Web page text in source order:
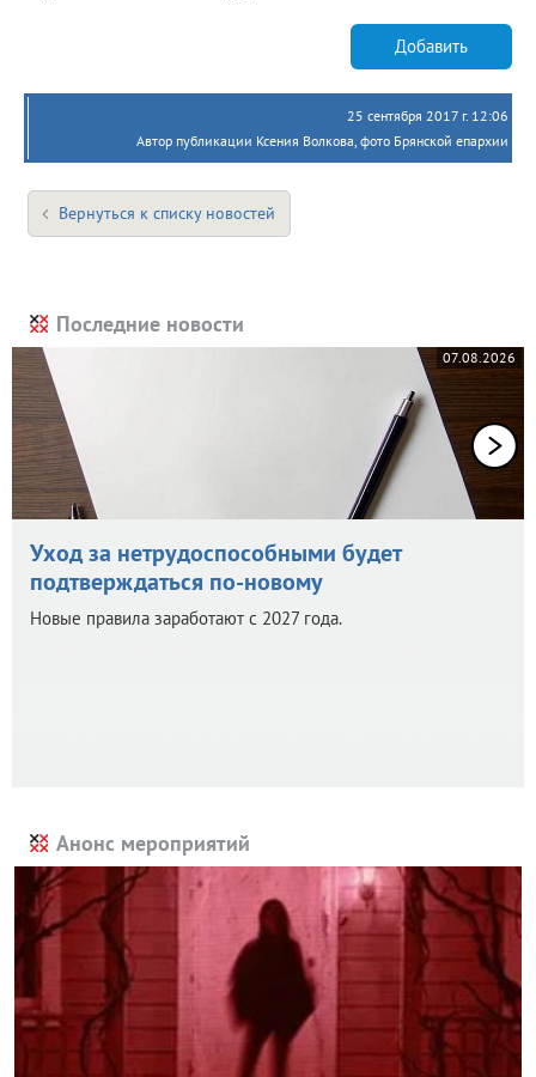
Добавить
25 сентября 2017 г. 12:06
Автор публикации Ксения Волкова, фото Брянской епархии
Вернуться к списку новостей
Последние новости
07.08.2026
Уход за нетрудоспособными будет
подтверждаться по-новому
Новые правила заработают с 2027 года.
Анонс мероприятий